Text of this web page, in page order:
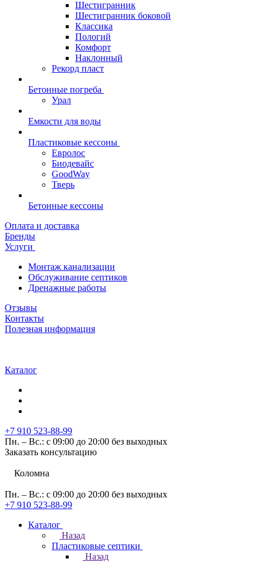
Шестигранник
Шестигранник боковой
Классика
Пологий
Комфорт
Наклонный
Рекорд пласт
Бетонные погреба
Урал
Емкости для воды
Пластиковые кессоны
Евролос
Биодевайс
GoodWay
Тверь
Бетонные кессоны
Оплата и доставка
Бренды
Услуги
Монтаж канализации
Обслуживание септиков
Дренажные работы
Отзывы
Контакты
Полезная информация
Каталог
+7 910 523-88-99
Пн. – Вс.: с 09:00 до 20:00 без выходных
Заказать консультацию
Коломна
Пн. – Вс.: с 09:00 до 20:00 без выходных
+7 910 523-88-99
Каталог
Назад
Пластиковые септики
Назад